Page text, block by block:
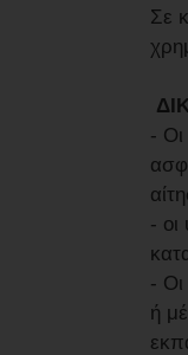
Σε
- Οι
-
- Οι
ή